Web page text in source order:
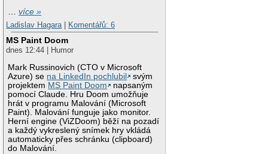
…více »
Ladislav Hagara
Komentářů: 6
MS Paint Doom
dnes 12:44 | Humor
Mark Russinovich (CTO v Microsoft
Azure) se na LinkedIn pochlubil
svým
projektem MS Paint Doom
napsaným
pomocí Claude. Hru Doom umožňuje
hrát v programu Malování (Microsoft
Paint). Malování funguje jako monitor.
Herní engine (ViZDoom) běží na pozadí
a každý vykreslený snímek hry vkládá
automaticky přes schránku (clipboard)
do Malování.